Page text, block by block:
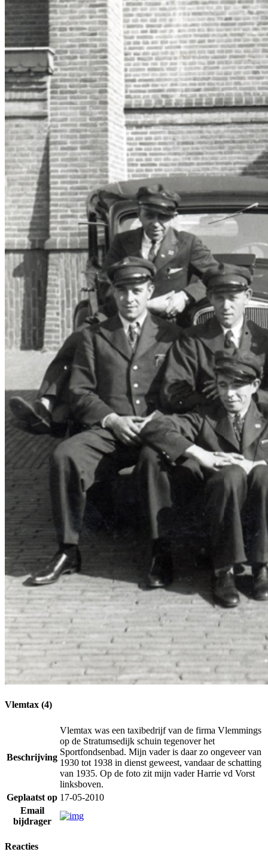
Vlemtax (4)
Beschrijving
Vlemtax was een taxibedrijf van de firma Vlemmings
op de Stratumsedijk schuin tegenover het
Sportfondsenbad. Mijn vader is daar zo ongeveer van
1930 tot 1938 in dienst geweest, vandaar de schatting
van 1935. Op de foto zit mijn vader Harrie vd Vorst
linksboven.
Geplaatst op 17-05-2010
Email
bijdrager
Reacties